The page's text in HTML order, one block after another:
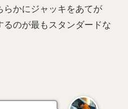
らかにジャッキをあてが
るのが最もスタンダードな